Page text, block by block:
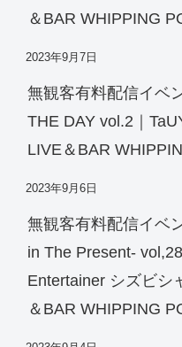
＆BAR WHIPPING
2023年9月7日
無観客有料配信イベ
THE DAY vol.2｜
LIVE＆BAR
2023年9月6日
無観客有料配信イベ
in The Present-
Entertainer シズビシ
＆BAR WHIPPING